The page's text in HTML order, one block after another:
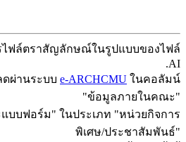
ไฟล์ตราสัญลักษณ์ในรูปแบบของไฟล์
.AI
ผ่านระบบ e-ARCHCMU ในคอลัมน์
"ข้อมูลภายในคณะ"
บบฟอร์ม" ในประเภท "หน่วยกิจการ
พิเศษ/ประชาสัมพันธ์"